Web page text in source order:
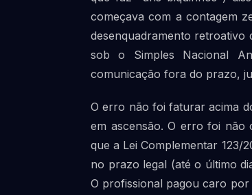
começava com a contagem
desenquadramento
sob o Simples Nacional
comunicação fora do prazo,
O erro não foi faturar acima
em ascensão. O erro foi não
que a Lei Complementar 123/
no prazo legal (até o último
O profissional pagou caro por